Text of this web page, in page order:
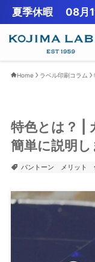
夏季休暇 08月
Home ラベル印刷コラム
特色とは？ |
簡単に説明し
パントーン メリット